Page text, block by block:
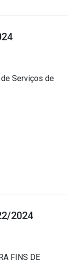
Serviços de
2024
FINS DE